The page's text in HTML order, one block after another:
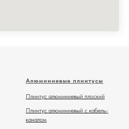
Алюминиевые плинтусы
Плинтус алюминиевый плоский
Плинтус алюминиевый с кабель-
каналом